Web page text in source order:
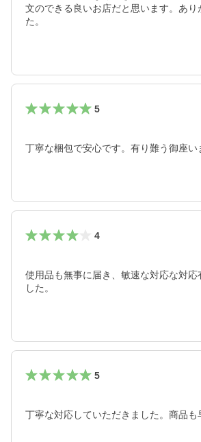
文のできる良いお店だと思います。あり
た。
5
丁寧な梱包で安心です。有り難う御座い
4
使用品も無事に届き、敏速な対応な対応
した。
5
丁寧な対応していただきました。商品も